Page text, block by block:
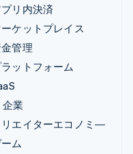
リ内決済
ケットプレイス
管理
ットフォーム
企業
リエイターエコノミ―
ム